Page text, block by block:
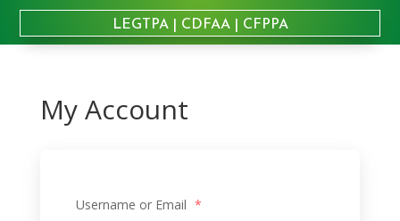
LEGTPA| CDFAA| CFPPA
My Account
Username or Email *